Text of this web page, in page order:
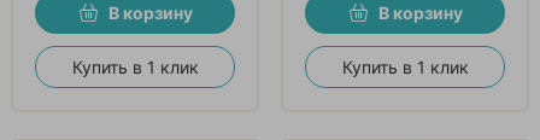
В корзину
Купить в 1 клик
В корзину
Купить в 1 клик